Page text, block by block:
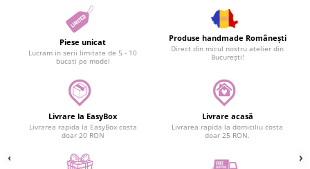
Piese unicat
Lucram in serii limitate de 5 - 10
bucati pe model
Produse handmade Românești
Direct din micul nostru atelier din
București!
Livrare la EasyBox
Livrarea rapida la EasyBox costa
doar 20 RON
Livrare acasă
Livrarea rapida la domiciliu costa
doar 25 RON.